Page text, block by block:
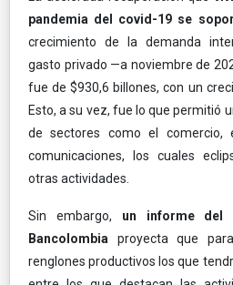
pandemia del covid-19 se
crecimiento de la demanda
gasto privado —a noviembre de
fue de $930,6 billones, con un
Esto, a su vez, fue lo que permitió
de sectores como el comercio,
comunicaciones, los cuales
otras actividades.
Sin embargo, un informe del
Bancolombia proyecta que
renglones productivos los que